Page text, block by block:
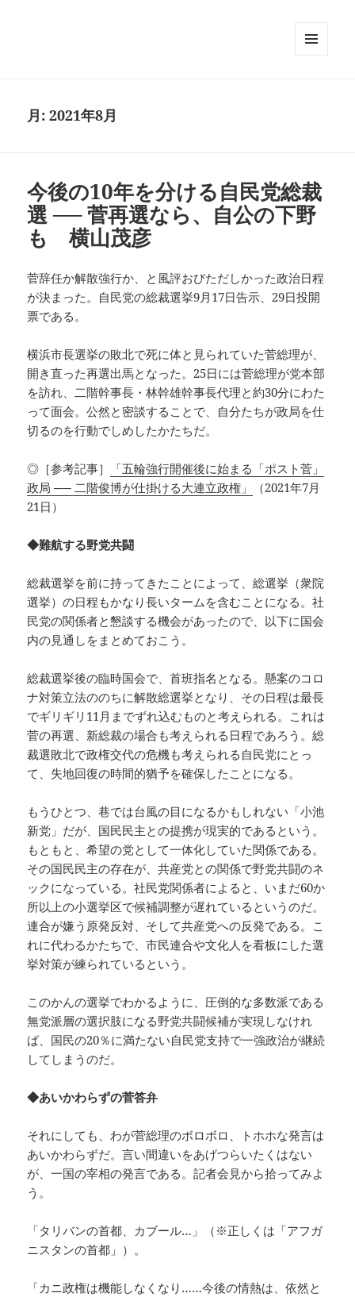
月:2021年8月
今後の10年を分ける自民党総裁
選 ── 菅再選なら、自公の下野
も 横山茂彦
菅辞任か解散強行か、と風評おびただしかった政治日程
が決まった。自民党の総裁選挙9月17日告示、29日投開
票である。
横浜市長選挙の敗北で死に体と見られていた菅総理が、
開き直った再選出馬となった。25日には菅総理が党本部
を訪れ、二階幹事長・林幹雄幹事長代理と約30分にわた
って面会。公然と密談することで、自分たちが政局を仕
切るのを行動でしめしたかたちだ。
◎［参考記事］
「五輪強行開催後に始まる「ポスト菅」
政局 ── 二階俊博が仕掛ける大連立政権」
（2021年7月
21日）
◆難航する野党共闘
総裁選挙を前に持ってきたことによって、総選挙（衆院
選挙）の日程もかなり長いタームを含むことになる。社
民党の関係者と懇談する機会があったので、以下に国会
内の見通しをまとめておこう。
総裁選挙後の臨時国会で、首班指名となる。懸案のコロ
ナ対策立法ののちに解散総選挙となり、その日程は最長
でギリギリ11月までずれ込むものと考えられる。これは
菅の再選、新総裁の場合も考えられる日程であろう。総
裁選敗北で政権交代の危機も考えられる自民党にとっ
て、失地回復の時間的猶予を確保したことになる。
もうひとつ、巷では台風の目になるかもしれない「小池
新党」だが、国民民主との提携が現実的であるという。
もともと、希望の党として一体化していた関係である。
その国民民主の存在が、共産党との関係で野党共闘のネ
ックになっている。社民党関係者によると、いまだ60か
所以上の小選挙区で候補調整が遅れているというのだ。
連合が嫌う原発反対、そして共産党への反発である。こ
れに代わるかたちで、市民連合や文化人を看板にした選
挙対策が練られているという。
このかんの選挙でわかるように、圧倒的な多数派である
無党派層の選択肢になる野党共闘候補が実現しなけれ
ば、国民の20％に満たない自民党支持で一強政治が継続
してしまうのだ。
◆あいかわらずの菅答弁
それにしても、わが菅総理のボロボロ、トホホな発言は
あいかわらずだ。言い間違いをあげつらいたくはない
が、一国の宰相の発言である。記者会見から拾ってみよ
う。
「タリバンの首都、カブール…」（※正しくは「アフガ
ニスタンの首都」）。
「カニ政権は機能しなくなり……今後の情熱は、依然と